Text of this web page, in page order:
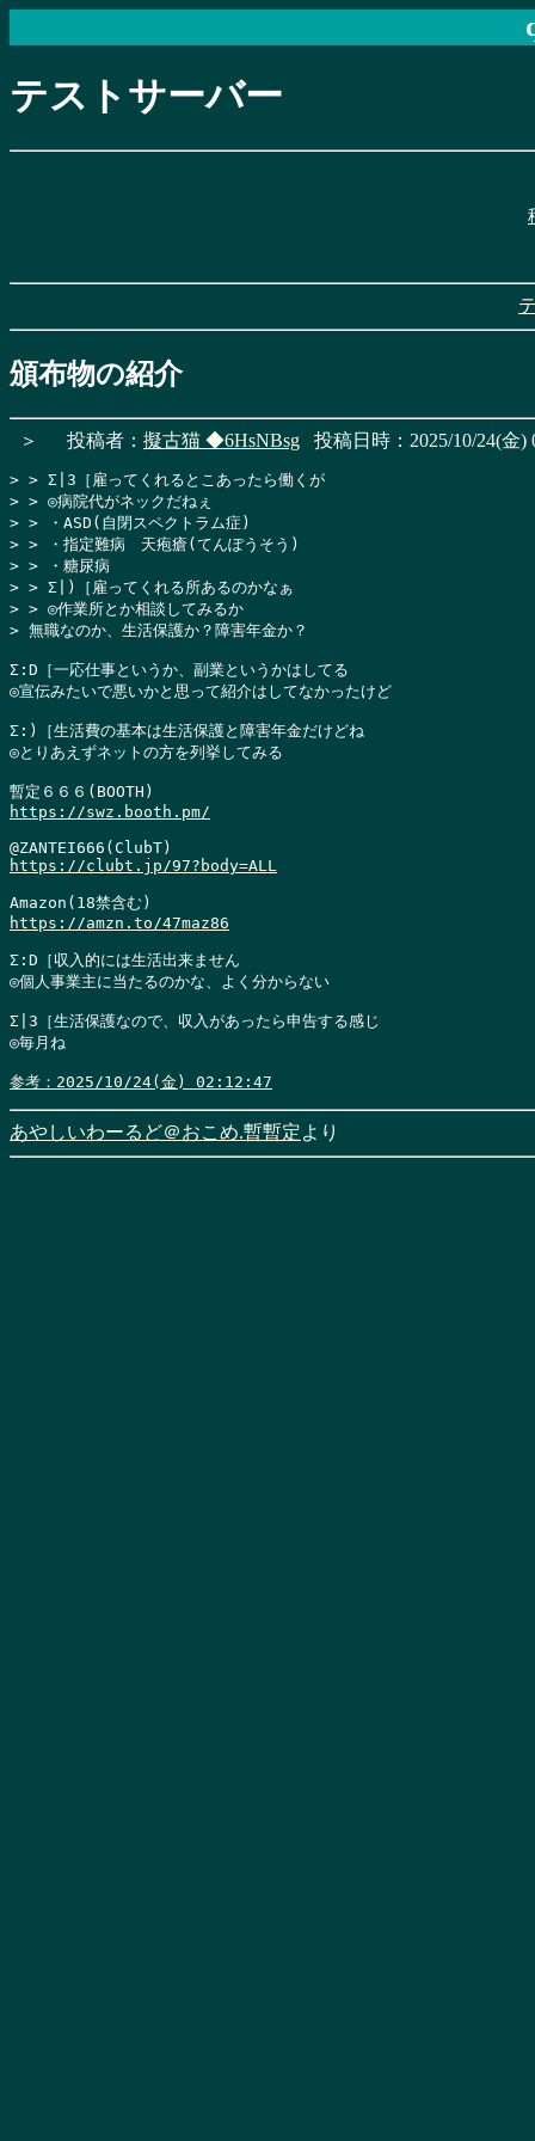
テストサーバー
頒布物の紹介
＞ 投稿者： 擬古猫 ◆6HsNBsg 投稿日時：2025/10/24(金)
> > Σ|3［雇ってくれるとこあったら働くが
> > ◎病院代がネックだねぇ
> > ・ASD(自閉スペクトラム症)
> > ・指定難病　天疱瘡(てんぽうそう)
> > ・糖尿病
> > Σ|)［雇ってくれる所あるのかなぁ
> > ◎作業所とか相談してみるか
> 無職なのか、生活保護か？障害年金か？
Σ:D［一応仕事というか、副業というかはしてる
◎宣伝みたいで悪いかと思って紹介はしてなかったけど
Σ:)［生活費の基本は生活保護と障害年金だけどね
◎とりあえずネットの方を列挙してみる
https://swz.booth.pm/
https://clubt.jp/97?body=ALL
https://amzn.to/47maz86
Σ:D［収入的には生活出来ません
◎個人事業主に当たるのかな、よく分からない
Σ|3［生活保護なので、収入があったら申告する感じ
◎毎月ね
参考：2025/10/24(金) 02:12:47
あやしいわーるど＠おこめ.暫暫定より